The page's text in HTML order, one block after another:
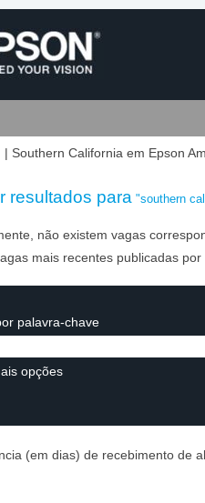
| Southern California em Epson
resultados para "southern
não existem vagas
mais recentes publicadas
palavra-chave
opções
(em dias) de recebimento de